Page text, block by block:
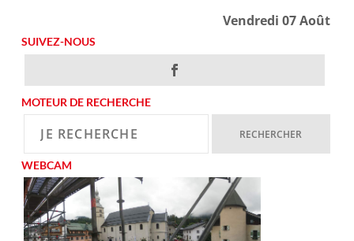
Vendredi 07 Août
SUIVEZ-NOUS
MOTEUR DE RECHERCHE
WEBCAM